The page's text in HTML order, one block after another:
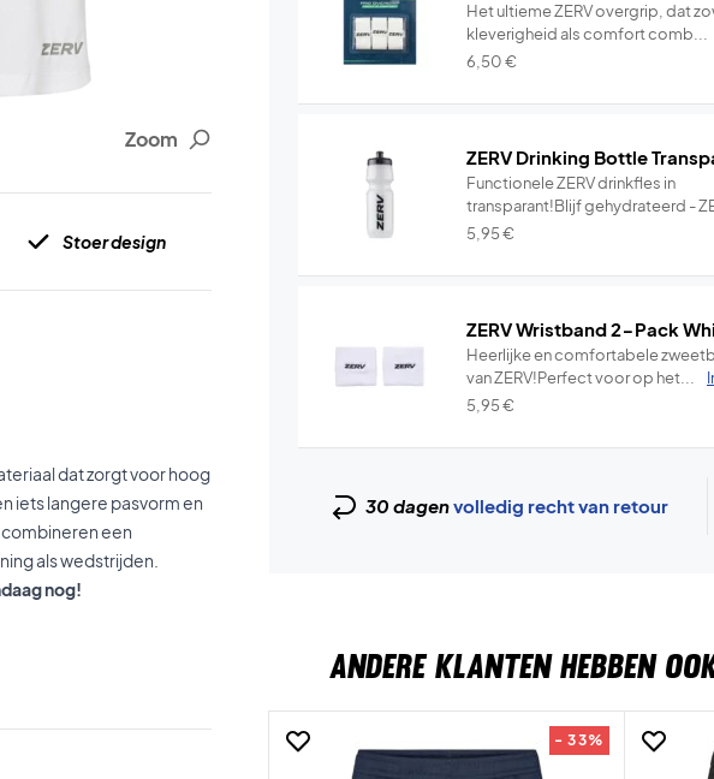
Zoom
Stoer design
dat zorgt voor hoog
iets langere pasvorm en
een
als wedstrijden.
nog!
Het ultieme ZERV overgrip, dat
kleverigheid als comfort comb...
6,50€
ZERV Drinking Bottle
Functionele ZERV drinkfles in
transparant!Blijf gehydrateerd -
Info
5,95€
ZERV Wristband 2-Pack
Heerlijke en comfortabele
van ZERV!Perfect voor op het...
5,95€
30 dagenvolledig recht van retour
ANDERE KLANTEN HEBBEN
- 33%